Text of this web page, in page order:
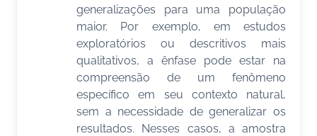
generalizações para uma população
maior. Por exemplo, em estudos
exploratórios ou descritivos mais
qualitativos, a ênfase pode estar na
compreensão de um fenômeno
específico em seu contexto natural,
sem a necessidade de generalizar os
resultados. Nesses casos, a amostra